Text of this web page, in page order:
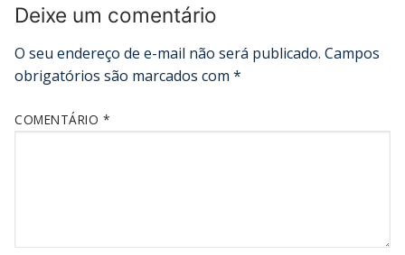
Deixe um comentário
O seu endereço de e-mail não será publicado. Campos
obrigatórios são marcados com *
COMENTÁRIO *